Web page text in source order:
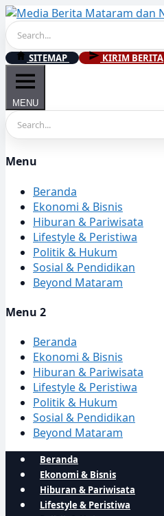
Skip
to
content
SITEMAP KIRIM BERITA
MENU
Menu
Beranda
Ekonomi & Bisnis
Hiburan & Pariwisata
Lifestyle & Peristiwa
Politik & Hukum
Sosial & Pendidikan
Beyond Mataram
Menu 2
Beranda
Ekonomi & Bisnis
Hiburan & Pariwisata
Lifestyle & Peristiwa
Politik & Hukum
Sosial & Pendidikan
Beyond Mataram
Beranda
Ekonomi & Bisnis
Hiburan & Pariwisata
Lifestyle & Peristiwa